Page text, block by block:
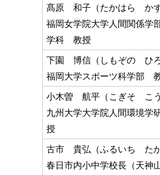
髙原 和子（たかはら かず
福岡女学院大学人間関係学
学科 教授
下園 博信（しもぞの ひろ
福岡大学スポーツ科学部
小木曽 航平（こぎそ こう
九州大学大学院人間環境
授
古市 貴弘（ふるいち たか
春日市内小中学校長（天